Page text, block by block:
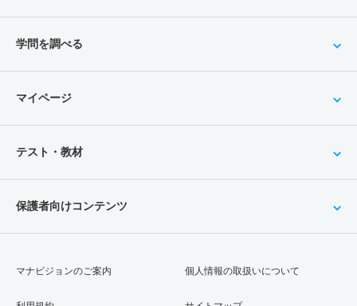
学問を調べる
マイページ
テスト・教材
保護者向けコンテンツ
マナビジョンのご案内 個人情報の取扱いについて